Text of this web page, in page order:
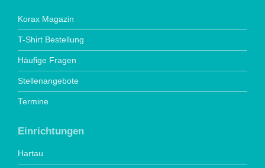
Korax Magazin
T-Shirt Bestellung
Häufige Fragen
Stellenangebote
Termine
Einrichtungen
Hartau